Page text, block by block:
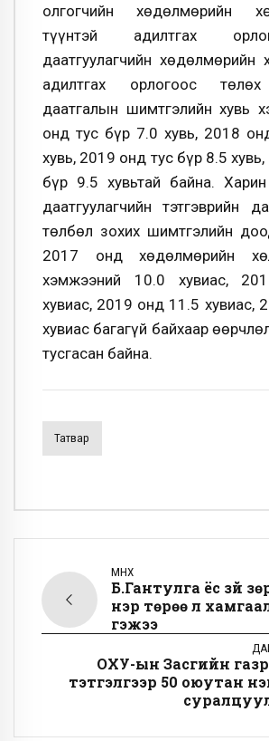
олгогчийн хөдөлмөрийн
түүнтэй адилтгах
даатгуулагчийн хөдөлмөрийн
адилтгах орлогоос төлөх
даатгалын шимтгэлийн хувь
онд тус бүр 7.0 хувь, 2018
хувь, 2019 онд тус бүр 8.5
бүр 9.5 хувьтай байна.
даатгуулагчийн тэтгэврийн
төлбөл зохих шимтгэлийн
2017 онд хөдөлмөрийн
хэмжээний 10.0 хувиас,
хувиас, 2019 онд 11.5 хувиас,
хувиас багагүй байхаар
тусгасан байна.
Татвар
ӨМНӨХ
Б.Гантулга ёс зүй
нэр төрөө л
гэжээ
ОХУ-ын Засгийн
тэтгэлгээр 50 оюутан